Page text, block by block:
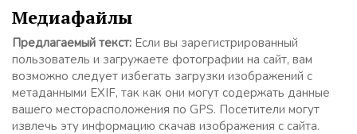
Медиафайлы
Предлагаемый текст: Если вы зарегистрированный
пользователь и загружаете фотографии на сайт, вам
возможно следует избегать загрузки изображений с
метаданными EXIF, так как они могут содержать данные
вашего месторасположения по GPS. Посетители могут
извлечь эту информацию скачав изображения с сайта.